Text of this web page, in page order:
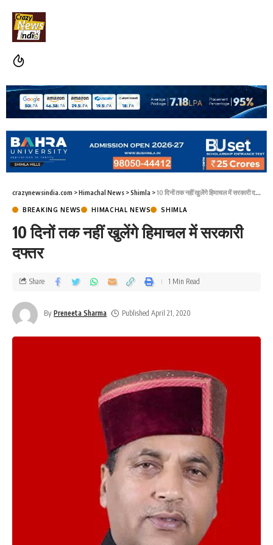
crazynewsindia.com >Himachal News >Shimla >10 दिनों तक नहीं खुलेंगे हिमाचल में सरकारी दफ्तर
BREAKING NEWS HIMACHAL NEWS SHIMLA
10 दिनों तक नहीं खुलेंगे हिमाचल में सरकारी
दफ्तर
By Preneeta Sharma Published April 21, 2020
Share 1 Min Read